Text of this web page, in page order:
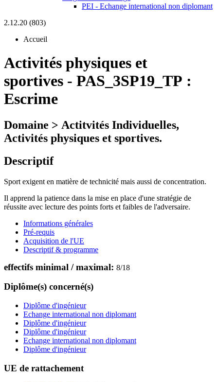
PEI - Echange international non diplomant
2.12.20 (803)
Accueil
Activités physiques et
sportives - PAS_3SP19_TP :
Escrime
Domaine > Actitvités Individuelles,
Activités physiques et sportives.
Descriptif
Sport exigent en matière de technicité mais aussi de concentration.
Il apprend la patience dans la mise en place d'une stratégie de
réussite avec lecture des points forts et faibles de l'adversaire.
Informations générales
Pré-requis
Acquisition de l'UE
Descriptif & programme
effectifs minimal / maximal: 8/18
Diplôme(s) concerné(s)
Diplôme d'ingénieur
Echange international non diplomant
Diplôme d'ingénieur
Diplôme d'ingénieur
Echange international non diplomant
Diplôme d'ingénieur
UE de rattachement